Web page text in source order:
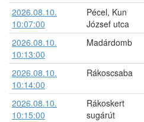
2026.08.10.
10:07:00
Pécel, Kun
József utca
2026.08.10.
10:13:00
Madárdomb
2026.08.10.
10:14:00
Rákoscsaba
2026.08.10.
10:15:00
Rákoskert
sugárút